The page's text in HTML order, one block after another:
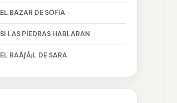
EL BAZAR DE SOFIA
SI LAS PIEDRAS HABLARAN
EL BAÃƒÅ¡L DE SARA